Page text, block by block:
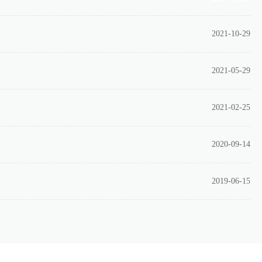
2021-10-29
2021-05-29
2021-02-25
2020-09-14
2019-06-15